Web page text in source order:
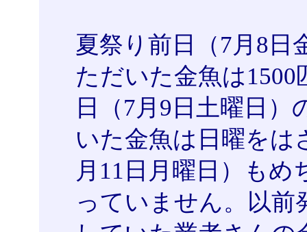
夏祭り前日（7月8日
ただいた金魚は1500
日（7月9日土曜日
いた金魚は日曜をは
月11日月曜日）も
っていません。以前